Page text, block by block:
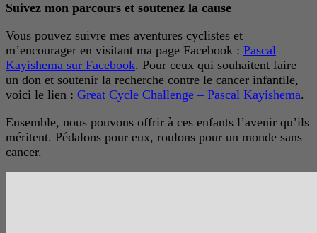
Suivez mon parcours et soutenez la cause
Vous pouvez suivre mes aventures cyclistes et
m’encourager en visitant ma page Facebook : Pascal
Kayishema sur Facebook. Pour ceux qui souhaitent faire
un don et soutenir la recherche contre le cancer infantile,
voici le lien : Great Cycle Challenge – Pascal Kayishema.
Ensemble, nous pouvons offrir à ces enfants l’avenir qu’ils
méritent. Pédalons pour eux, roulons pour un monde sans
cancer.